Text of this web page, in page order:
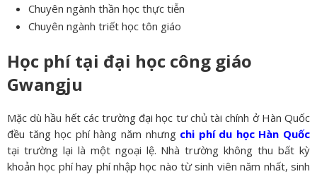
Chuyên ngành thần học thực tiễn
Chuyên ngành triết học tôn giáo
Học phí tại đại học công giáo
Gwangju
Mặc dù hầu hết các trường đại học tư chủ tài chính ở Hàn Quốc
đều tăng học phí hàng năm nhưng chi phí du học Hàn Quốc
tại trường lại là một ngoại lệ. Nhà trường không thu bất kỳ
khoản học phí hay phí nhập học nào từ sinh viên năm nhất, sinh